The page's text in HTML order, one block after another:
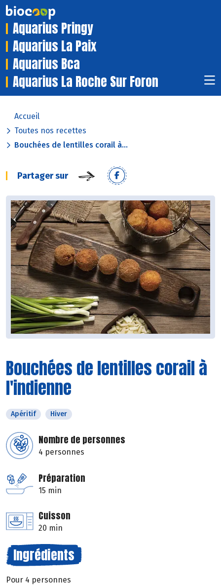
Aquarius Pringy
Aquarius La Paix
Aquarius Bca
Aquarius La Roche Sur Foron
Accueil
Toutes nos recettes
Bouchées de lentilles corail à...
Partager sur
Bouchées de lentilles corail à
l'indienne
Apéritif Hiver
Nombre de personnes
4 personnes
Préparation
15 min
Cuisson
20 min
Ingrédients
Pour 4 personnes